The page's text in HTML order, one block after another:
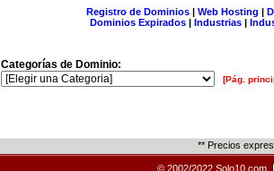
Registro de Dominios| Web Hosting |
Dominios Expirados | Industrias |
Categorías de Dominio:
[Pág.
** Precios
© 2002/2022 Solo10.com